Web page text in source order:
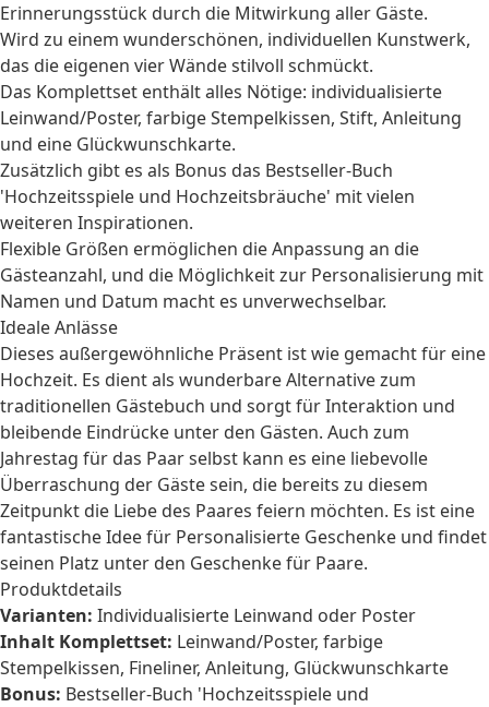
Erinnerungsstück durch die Mitwirkung aller Gäste.
Wird zu einem wunderschönen, individuellen Kunstwerk,
das die eigenen vier Wände stilvoll schmückt.
Das Komplettset enthält alles Nötige: individualisierte
Leinwand/Poster, farbige Stempelkissen, Stift, Anleitung
und eine Glückwunschkarte.
Zusätzlich gibt es als Bonus das Bestseller-Buch
'Hochzeitsspiele und Hochzeitsbräuche' mit vielen
weiteren Inspirationen.
Flexible Größen ermöglichen die Anpassung an die
Gästeanzahl, und die Möglichkeit zur Personalisierung mit
Namen und Datum macht es unverwechselbar.
Ideale Anlässe
Dieses außergewöhnliche Präsent ist wie gemacht für eine
Hochzeit. Es dient als wunderbare Alternative zum
traditionellen Gästebuch und sorgt für Interaktion und
bleibende Eindrücke unter den Gästen. Auch zum
Jahrestag für das Paar selbst kann es eine liebevolle
Überraschung der Gäste sein, die bereits zu diesem
Zeitpunkt die Liebe des Paares feiern möchten. Es ist eine
fantastische Idee für Personalisierte Geschenke und findet
seinen Platz unter den Geschenke für Paare.
Produktdetails
Varianten: Individualisierte Leinwand oder Poster
Inhalt Komplettset: Leinwand/Poster, farbige
Stempelkissen, Fineliner, Anleitung, Glückwunschkarte
Bonus: Bestseller-Buch 'Hochzeitsspiele und